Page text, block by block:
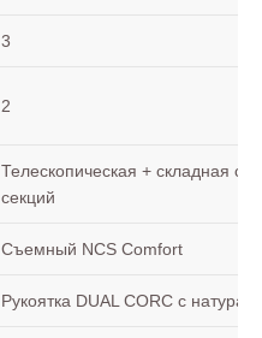
3
2
Телескопическая + складная с
секций
Съемный NCS Comfort
Рукоятка DUAL CORC с